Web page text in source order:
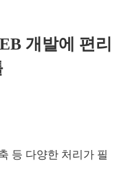
개발에 편리
등 다양한 처리가 필